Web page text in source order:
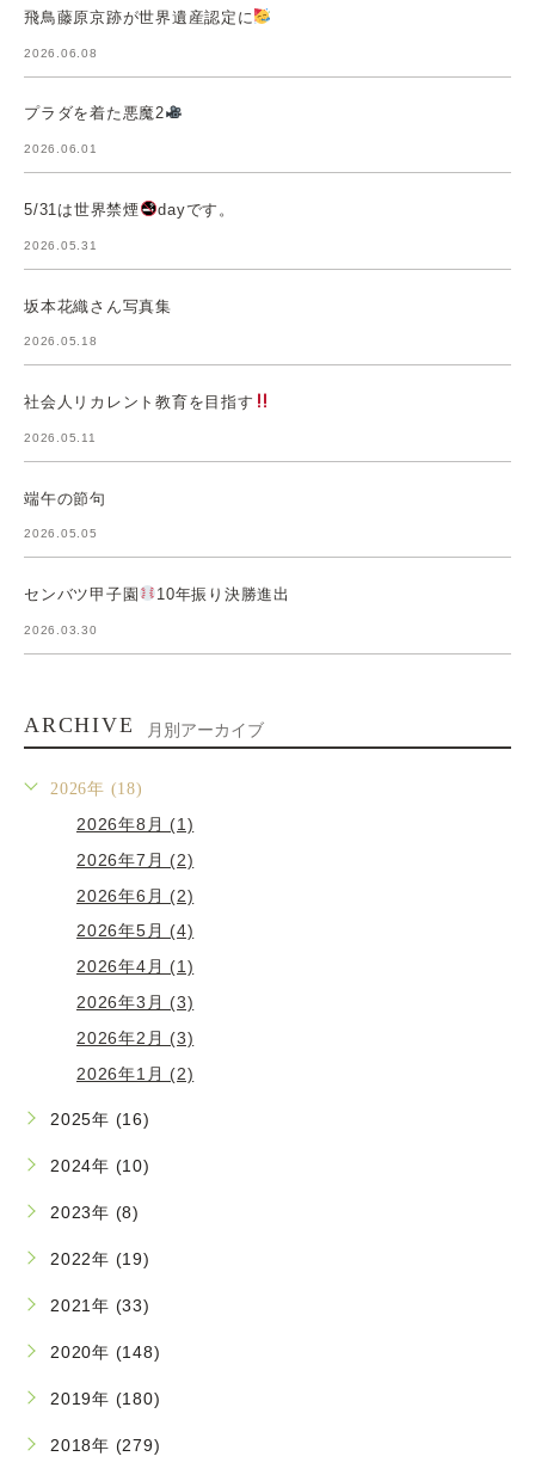
飛鳥藤原京跡が世界遺産認定に
2026.06.08
プラダを着た悪魔2
2026.06.01
5/31は世界禁煙 dayです。
2026.05.31
坂本花織さん写真集
2026.05.18
社会人リカレント教育を目指す
2026.05.11
端午の節句
2026.05.05
センバツ甲子園 10年振り決勝進出
2026.03.30
ARCHIVE 月別アーカイブ
2026年 (18)
2026年8月 (1)
2026年7月 (2)
2026年6月 (2)
2026年5月 (4)
2026年4月 (1)
2026年3月 (3)
2026年2月 (3)
2026年1月 (2)
2025年 (16)
2024年 (10)
2023年 (8)
2022年 (19)
2021年 (33)
2020年 (148)
2019年 (180)
2018年 (279)